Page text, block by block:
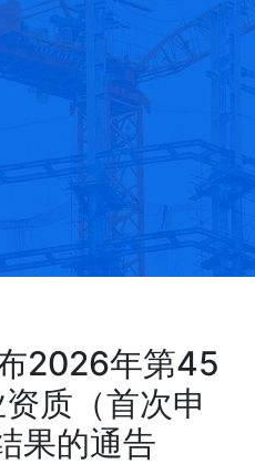
2026年第45
质（首次申
果的通告